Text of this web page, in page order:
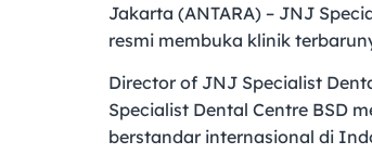
Jakarta (ANTARA) – JNJ
resmi membuka klinik
Director of JNJ Specialist
Specialist Dental Centre BSD
berstandar internasional di